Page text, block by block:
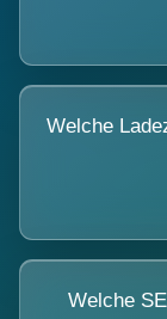
Welche
Welche